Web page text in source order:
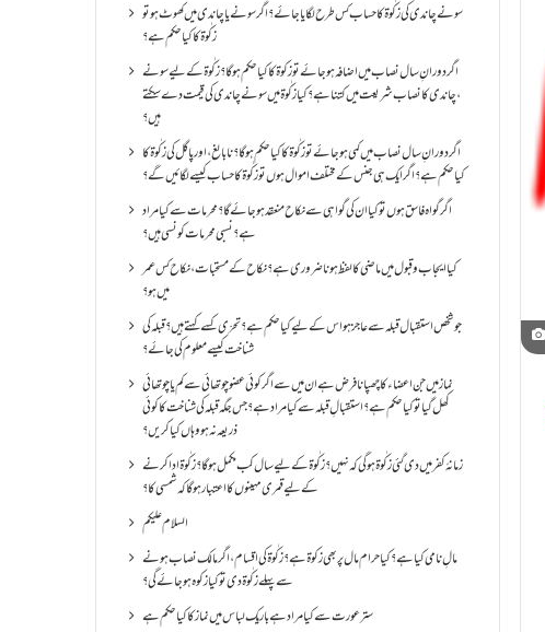
سونے چاندی کی زکٰوۃ کا حساب کس طرح لگایا جائے؟ اگر سونے یا چاندی میں کھوٹ ہو تو
زکٰوۃ کا کیا حکم ہے؟
اگر دورانِ سال نصاب میں اضافہ ہو جائے تو زکوۃ کا کیا حکم ہو گا؟ زکٰوۃ کے لیے سونے
،چاندی کا نصاب شریعت میں کتنا ہے؟ کیا زکٰوۃ میں سونے چاندی کی قیمت دے سکتے
ہیں؟
اگر دورانِ سال نصاب میں کمی ہو جائے تو زکٰوۃ کا کیا حکم ہو گا؟ نا بالغ ، اور پاگل کی زکٰوۃ کا
کیا حکم ہے؟ اگر ایک ہی جنس کے مختلف اموال ہوں تو زکٰوۃ کا حساب کیسے لگائیں گے؟
اگر گواہ فاسق ہوں تو کیا ان کی گواہی سے نکاح منعقد ہو جائے گا؟ محرمات سے کیا مراد
ہے؟ نسبی محرمات کونسی ہیں؟
کیا ایجاب و قبول میں ماضی کا لفظ ہونا ضروری ہے؟ نکاح کے مستحبات، نکاح کس عمر
میں ہو؟
جو شخص استقبال قبلہ سے عاجز ہو اس کے لیے کیا حکم ہے؟ تحرّی کسے کہتے ہیں؟ قبلہ کی
شناخت کیسے معلوم کی جائے؟
نماز میں جن اعضاء کا چھپانا فرض ہے ان میں سے اگر کوئی عضو چوتھائی سے کم یا چوتھائی
کھل گیا تو کیا حکم ہے؟استقبالِ قبلہ سے کیا مراد ہے؟جس جگہ قبلہ کی شناخت کا کوئی
ذریعہ نہ ہو وہاں کیا کریں؟
زمانۂ کفر میں دی گئی زکٰوۃ ہو گی کہ نہیں؟زکٰوۃ کے لیے سال کب مکمل ہو گا؟زکٰوۃ ادا کرنے
کے لیے قمری مہینوں کا اعتبار ہو گا کہ شمسی کا؟
السلام علیکم
مالِ نامی کیا ہے؟ کیا حرام مال پر بھی زکوۃ ہے؟ زکٰوۃ کی اقسام ،اگر مالک نصاب ہونے
سے پہلے زکٰوۃ دی تو کیا زکوه ہو جائےگی؟
ستر عورت سے کیا مراد ہے باریک لباس میں نماز کا کیا حکم ہے